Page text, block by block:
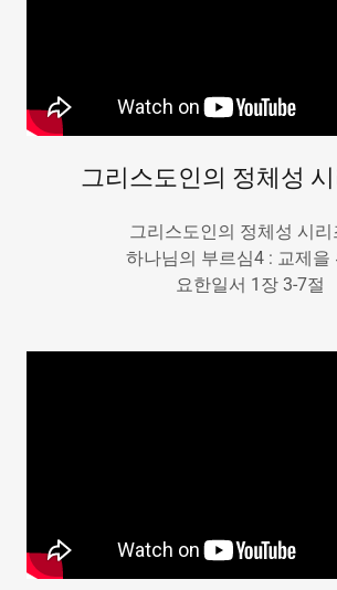
그리스도인의 정체성
그리스도인의 정체성 시리
하나님의 부르심4 : 교제을
요한일서 1장 3-7절